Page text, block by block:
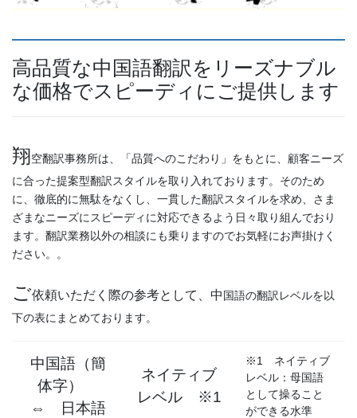
高品質な中国語翻訳をリーズナブル
な価格でスピーディにご提供します
翔空翻訳事務所は、「品質へのこだわり」をもとに、顧客ニーズ
に合った提案型翻訳スタイルを取り入れております。そのため
に、徹底的に無駄をなくし、一貫した翻訳スタイルを求め、さま
ざまなニーズにスピーディに対応できるよう日々取り組んでおり
ます。翻訳業務以外の相談にも乗りますのでお気軽にお声掛けく
ださい。。
ご依頼いただく際の参考として、中 国語の翻訳レベルを以
下の表にまとめております。
中国語（簡
体字）
⇔ 日本語
ネイティブ
レベル ※1
※1 ネイティブ
レベル：母国語
として操ること
ができる水準